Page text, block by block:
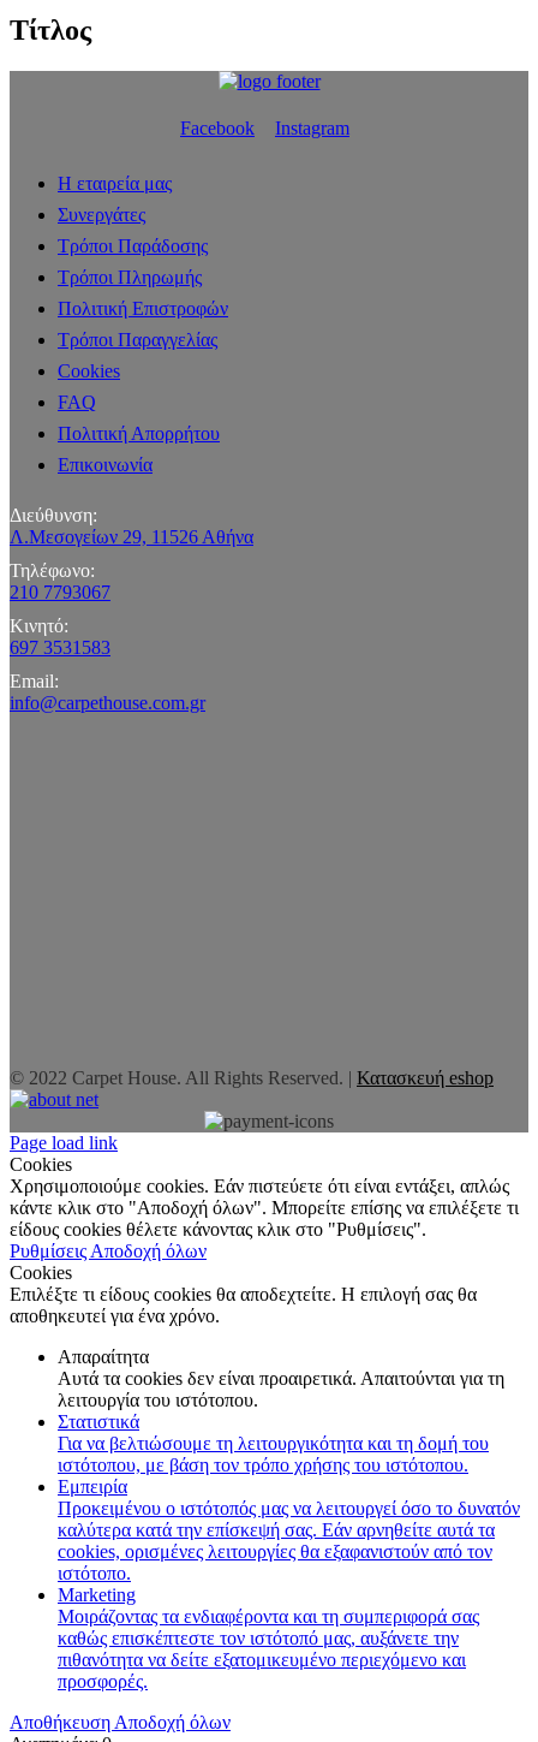
Τίτλος
Facebook Instagram
Η εταιρεία μας
Συνεργάτες
Τρόποι Παράδοσης
Τρόποι Πληρωμής
Πολιτική Επιστροφών
Τρόποι Παραγγελίας
Cookies
FAQ
Πολιτική Απορρήτου
Επικοινωνία
Διεύθυνση:
Λ.Μεσογείων 29, 11526 Αθήνα
Τηλέφωνο:
210 7793067
Κινητό:
697 3531583
Email:
info@carpethouse.com.gr
© 2022 Carpet House. All Rights Reserved. | Κατασκευή eshop
Page load link
Cookies
Χρησιμοποιούμε cookies. Εάν πιστεύετε ότι είναι εντάξει, απλώς
κάντε κλικ στο "Αποδοχή όλων". Μπορείτε επίσης να επιλέξετε τι
είδους cookies θέλετε κάνοντας κλικ στο "Ρυθμίσεις".
Ρυθμίσεις Αποδοχή όλων
Cookies
Επιλέξτε τι είδους cookies θα αποδεχτείτε. Η επιλογή σας θα
αποθηκευτεί για ένα χρόνο.
Απαραίτητα
Αυτά τα cookies δεν είναι προαιρετικά. Απαιτούνται για τη
λειτουργία του ιστότοπου.
Στατιστικά
Για να βελτιώσουμε τη λειτουργικότητα και τη δομή του
ιστότοπου, με βάση τον τρόπο χρήσης του ιστότοπου.
Εμπειρία
Προκειμένου ο ιστότοπός μας να λειτουργεί όσο το δυνατόν
καλύτερα κατά την επίσκεψή σας. Εάν αρνηθείτε αυτά τα
cookies, ορισμένες λειτουργίες θα εξαφανιστούν από τον
ιστότοπο.
Marketing
Μοιράζοντας τα ενδιαφέροντα και τη συμπεριφορά σας
καθώς επισκέπτεστε τον ιστότοπό μας, αυξάνετε την
πιθανότητα να δείτε εξατομικευμένο περιεχόμενο και
προσφορές.
Αποθήκευση Αποδοχή όλων